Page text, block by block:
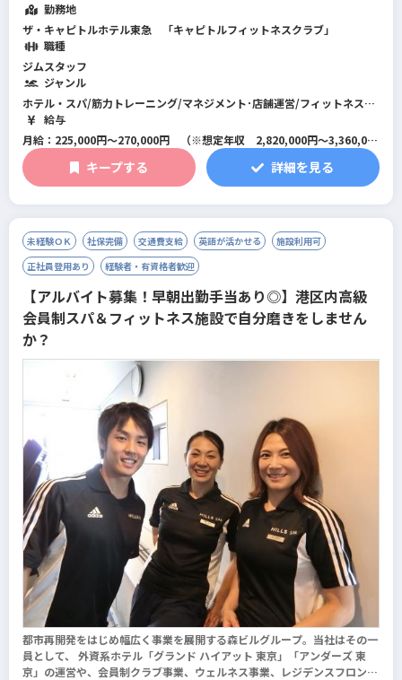
ローをたくさんしてもらってい...
勤務地
ザ・キャピトルホテル東急 「キャピトルフィットネスクラブ」
職種
ジムスタッフ
ジャンル
ホテル・スパ/筋力トレーニング/マネジメント･店舗運営/フィットネス全
般
給与
月給：225,000円～270,000円 （※想定年収 2,820,000円～3,360,000
円）
※研修期間は1ヶ月～最大3ヶ月で条件に変更はありません。
キープする 詳細を見る
未経験ＯＫ 社保完備 交通費支給 英語が活かせる
施設利用可
正社員登用あり
経験者・有資格者歓迎
【アルバイト募集！早朝出勤手当あり◎】港区内高級
会員制スパ＆フィットネス施設で自分磨きをしません
か？
都市再開発をはじめ幅広く事業を展開する森ビルグループ。当社はその一
員として、 外資系ホテル「グランド ハイアット 東京」「アンダーズ 東
京」の運営や、会員制クラブ事業、ウェルネス事業、レジデンスフロント